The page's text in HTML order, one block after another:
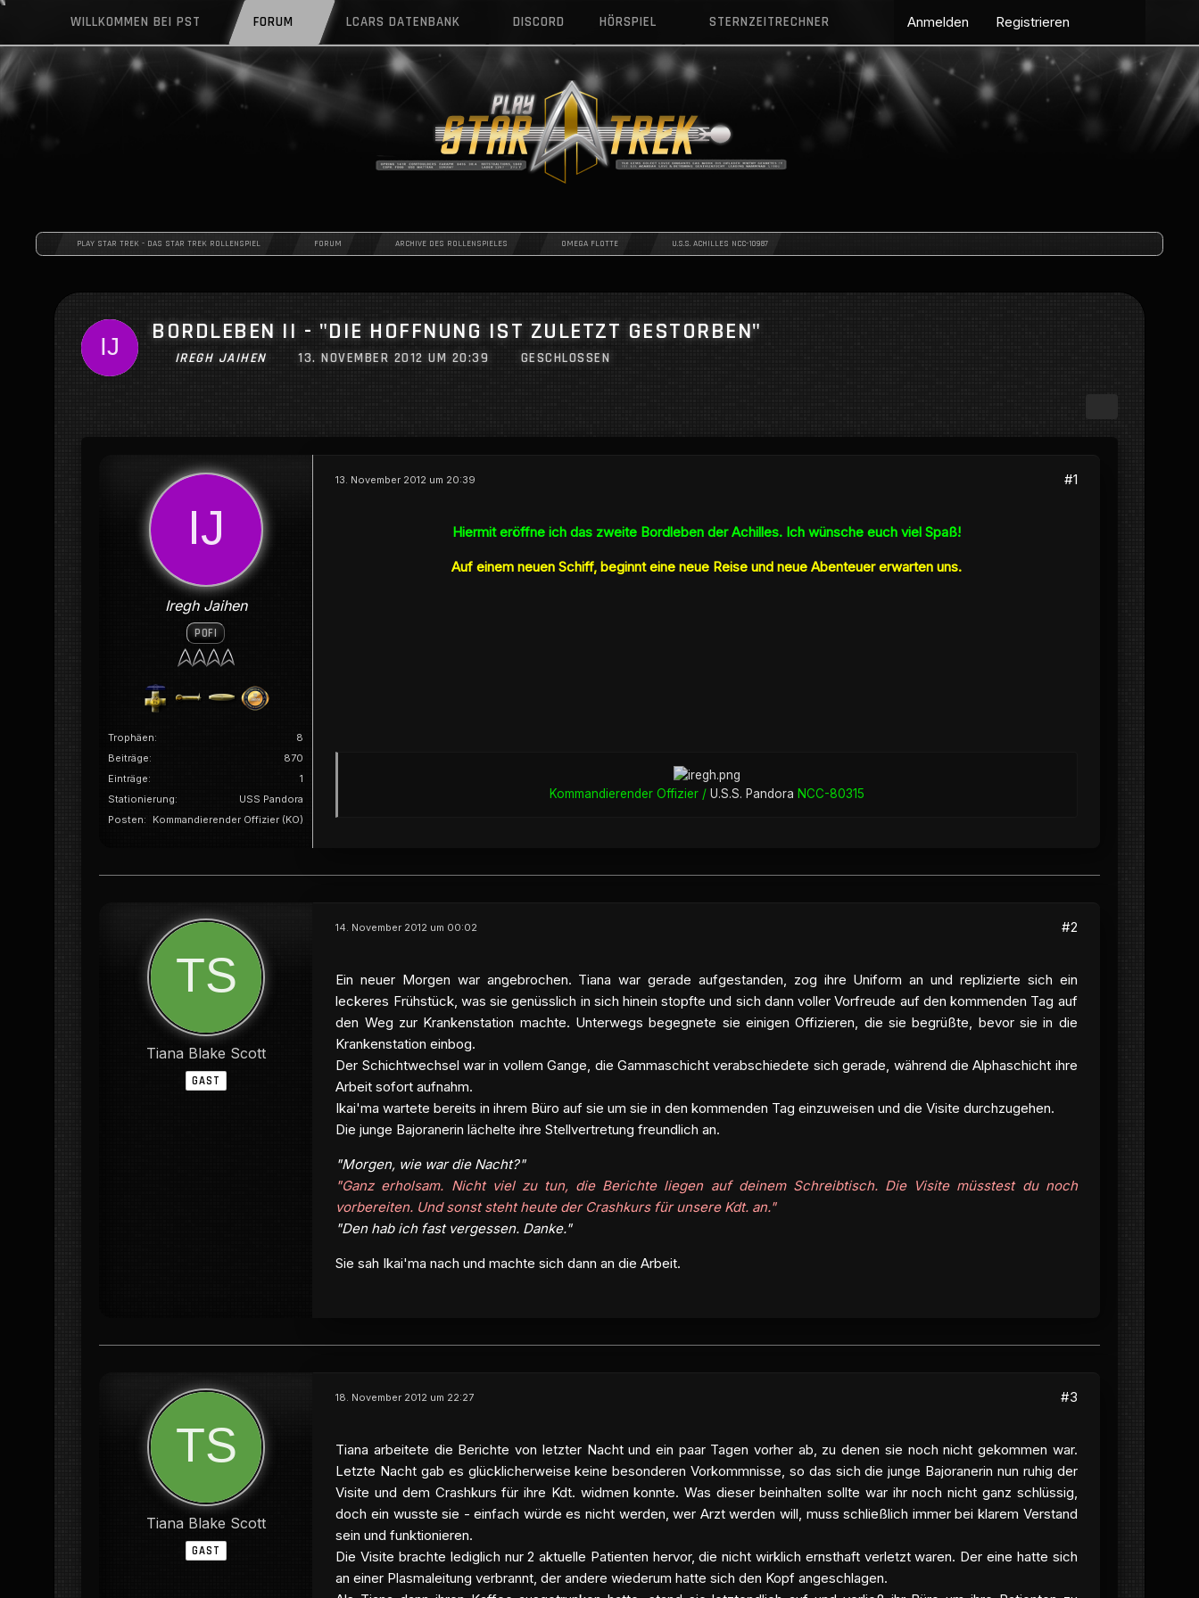
WILLKOMMEN BEI PST FORUM LCARS DATENBANK DISCORD HÖRSPIEL STERNZEITRECHNER Anmelden Registrieren
PLAY STAR TREK - DAS STAR TREK ROLLENSPIEL FORUM ARCHIVE DES ROLLENSPIELES OMEGA FLOTTE U.S.S. ACHILLES NCC-10987
BORDLEBEN II - "DIE HOFFNUNG IST ZULETZT GESTORBEN"
IREGH JAIHEN 13. NOVEMBER 2012 UM 20:39 GESCHLOSSEN
Iregh Jaihen
POFI
Trophäen
8
Beiträge
870
Einträge
1
Stationierung
USS Pandora
Posten
Kommandierender Offizier (KO)
13. November 2012 um 20:39 #1
Hiermit eröffne ich das zweite Bordleben der Achilles. Ich wünsche euch viel Spaß!
Auf einem neuen Schiff, beginnt eine neue Reise und neue Abenteuer erwarten uns.
Kommandierender Offizier /U.S.S. Pandora NCC-80315
Tiana Blake Scott
GAST
14. November 2012 um 00:02 #2
Ein neuer Morgen war angebrochen. Tiana war gerade aufgestanden, zog ihre Uniform an und replizierte sich ein
leckeres Frühstück, was sie genüsslich in sich hinein stopfte und sich dann voller Vorfreude auf den kommenden Tag auf
den Weg zur Krankenstation machte. Unterwegs begegnete sie einigen Offizieren, die sie begrüßte, bevor sie in die
Krankenstation einbog.
Der Schichtwechsel war in vollem Gange, die Gammaschicht verabschiedete sich gerade, während die Alphaschicht ihre
Arbeit sofort aufnahm.
Ikai'ma wartete bereits in ihrem Büro auf sie um sie in den kommenden Tag einzuweisen und die Visite durchzugehen.
Die junge Bajoranerin lächelte ihre Stellvertretung freundlich an.
"Morgen, wie war die Nacht?"
"Ganz erholsam. Nicht viel zu tun, die Berichte liegen auf deinem Schreibtisch. Die Visite müsstest du noch
vorbereiten. Und sonst steht heute der Crashkurs für unsere Kdt. an."
"Den hab ich fast vergessen. Danke."
Sie sah Ikai'ma nach und machte sich dann an die Arbeit.
Tiana Blake Scott
GAST
18. November 2012 um 22:27 #3
Tiana arbeitete die Berichte von letzter Nacht und ein paar Tagen vorher ab, zu denen sie noch nicht gekommen war.
Letzte Nacht gab es glücklicherweise keine besonderen Vorkommnisse, so das sich die junge Bajoranerin nun ruhig der
Visite und dem Crashkurs für ihre Kdt. widmen konnte. Was dieser beinhalten sollte war ihr noch nicht ganz schlüssig,
doch ein wusste sie - einfach würde es nicht werden, wer Arzt werden will, muss schließlich immer bei klarem Verstand
sein und funktionieren.
Die Visite brachte lediglich nur 2 aktuelle Patienten hervor, die nicht wirklich ernsthaft verletzt waren. Der eine hatte sich
an einer Plasmaleitung verbrannt, der andere wiederum hatte sich den Kopf angeschlagen.